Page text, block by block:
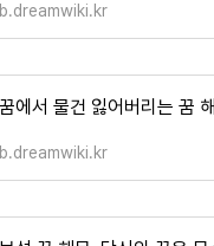
b.dreamwiki.kr
b.dreamwiki.kr